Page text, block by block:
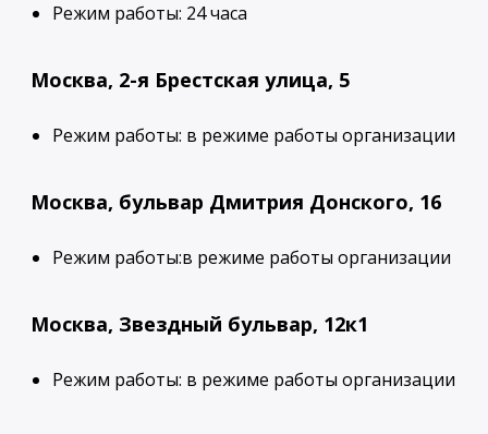
Режим работы: 24 часа
Москва, 2-я Брестская улица, 5
Режим работы: в режиме работы организации
Москва, бульвар Дмитрия Донского, 16
Режим работы:в режиме работы организации
Москва, Звездный бульвар, 12к1
Режим работы: в режиме работы организации